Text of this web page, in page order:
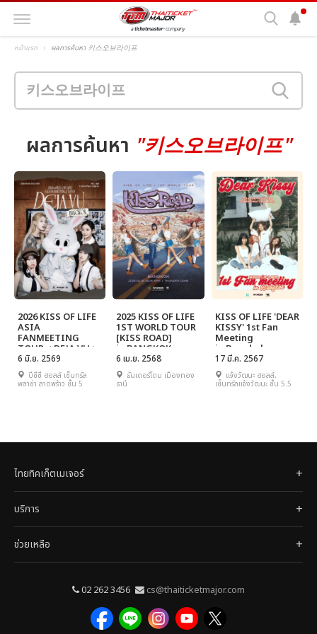
หน้าแรก ผลการค้นหา 키스오브라이프
ผลการค้นหา "키스오브라이프"
2026 KISS OF LIFE
ASIA
FANMEETING
TOUR < DEJA VU >
IN BANGKOK
6 มิ.ย. 2569
บีซีซี ฮอลล์ เซ็นทรัล
พลาซ่า ลาดพร้าว ชั้น 5
2025 KISS OF LIFE
1ST WORLD TOUR
[KISS ROAD]
in BANGKOK
6 เม.ย. 2568
ธันเดอร์โดม เมืองทอง
ธานี
KISS OF LIFE 'DEAR
KISSY' 1st Fan
Meeting
in Bangkok
17 มี.ค. 2567
แจ้งวัฒนะ ฮอลล์,
เซ็นทรัลแจ้งวัฒนะ ชั้น 5.5
ไทยทิคเก็ตเมเจอร์
บริการ
ช่วยเหลือ
02 262 3456 cs@thaiticketmajor.com